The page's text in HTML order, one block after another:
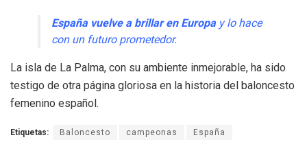
España vuelve a brillar en Europay lo hace
con un futuro prometedor.
La isla de La Palma, con su ambiente inmejorable, ha sido
testigo de otra página gloriosa en la historia del baloncesto
femenino español.
Etiquetas: Baloncesto campeonas España